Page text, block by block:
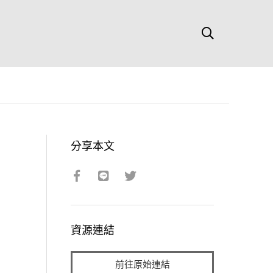
分享本文
資源連結
前往原始連結